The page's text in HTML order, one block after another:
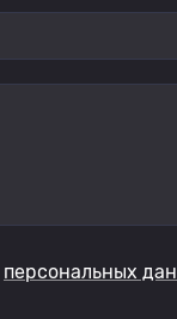
персональных